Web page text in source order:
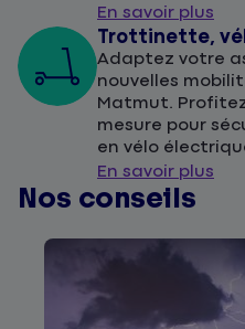
En savoir plus
Trottinette,
Adaptez votre
nouvelles
Matmut.
mesure pour
en vélo
En savoir plus
Nos conseils